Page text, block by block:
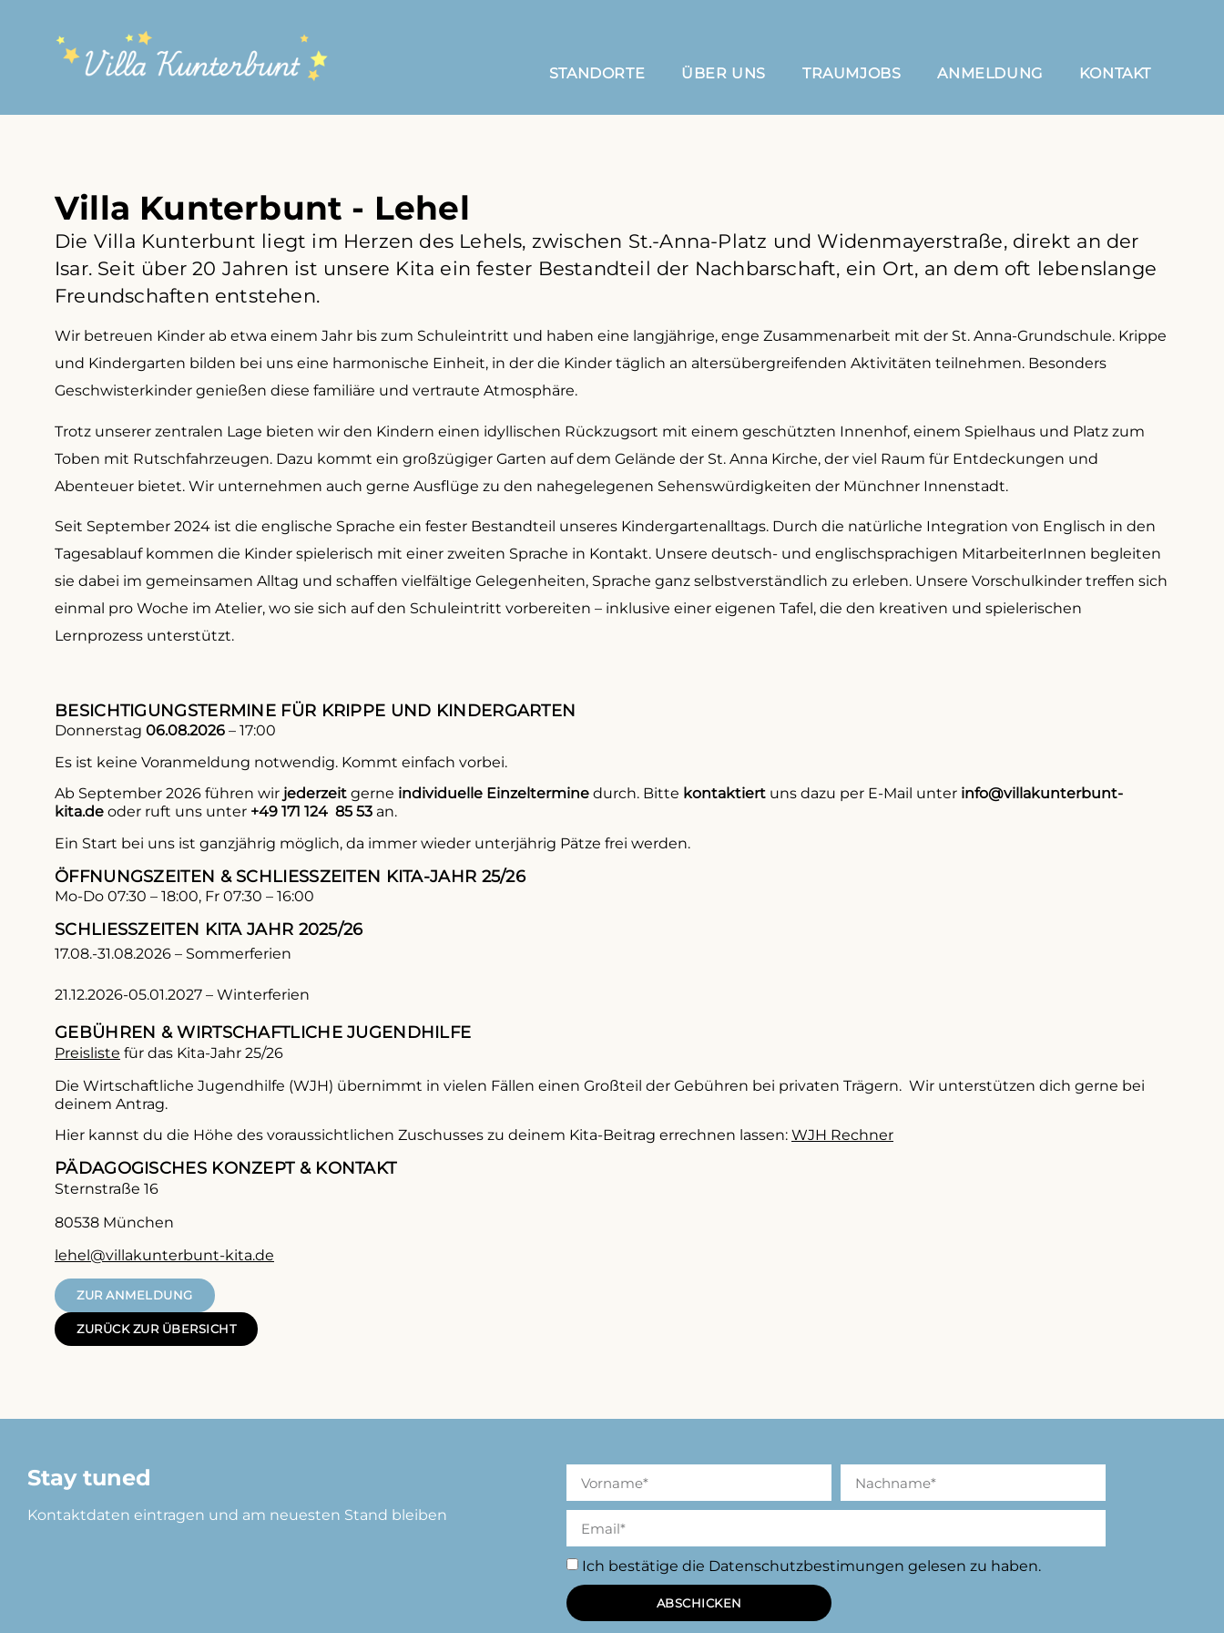
STANDORTE ÜBER UNS TRAUMJOBS ANMELDUNG KONTAKT
Villa Kunterbunt - Lehel
Die Villa Kunterbunt liegt im Herzen des Lehels, zwischen St.-Anna-Platz und Widenmayerstraße, direkt an der
Isar. Seit über 20 Jahren ist unsere Kita ein fester Bestandteil der Nachbarschaft, ein Ort, an dem oft lebenslange
Freundschaften entstehen.
Wir betreuen Kinder ab etwa einem Jahr bis zum Schuleintritt und haben eine langjährige, enge Zusammenarbeit mit der St. Anna-Grundschule. Krippe
und Kindergarten bilden bei uns eine harmonische Einheit, in der die Kinder täglich an altersübergreifenden Aktivitäten teilnehmen. Besonders
Geschwisterkinder genießen diese familiäre und vertraute Atmosphäre.
Trotz unserer zentralen Lage bieten wir den Kindern einen idyllischen Rückzugsort mit einem geschützten Innenhof, einem Spielhaus und Platz zum
Toben mit Rutschfahrzeugen. Dazu kommt ein großzügiger Garten auf dem Gelände der St. Anna Kirche, der viel Raum für Entdeckungen und
Abenteuer bietet. Wir unternehmen auch gerne Ausflüge zu den nahegelegenen Sehenswürdigkeiten der Münchner Innenstadt.
Seit September 2024 ist die englische Sprache ein fester Bestandteil unseres Kindergartenalltags. Durch die natürliche Integration von Englisch in den
Tagesablauf kommen die Kinder spielerisch mit einer zweiten Sprache in Kontakt. Unsere deutsch- und englischsprachigen MitarbeiterInnen begleiten
sie dabei im gemeinsamen Alltag und schaffen vielfältige Gelegenheiten, Sprache ganz selbstverständlich zu erleben. Unsere Vorschulkinder treffen sich
einmal pro Woche im Atelier, wo sie sich auf den Schuleintritt vorbereiten – inklusive einer eigenen Tafel, die den kreativen und spielerischen
Lernprozess unterstützt.
BESICHTIGUNGSTERMINE FÜR KRIPPE UND KINDERGARTEN
Donnerstag 06.08.2026 – 17:00
Es ist keine Voranmeldung notwendig. Kommt einfach vorbei.
Ab September 2026 führen wir jederzeit gerne individuelle Einzeltermine durch. Bitte kontaktiert uns dazu per E-Mail unter info@villakunterbunt-
kita.de oder ruft uns unter +49 171 124 85 53 an.
Ein Start bei uns ist ganzjährig möglich, da immer wieder unterjährig Pätze frei werden.
ÖFFNUNGSZEITEN & SCHLIESSZEITEN KITA-JAHR 25/26
Mo-Do 07:30 – 18:00, Fr 07:30 – 16:00
SCHLIESSZEITEN KITA JAHR 2025/26
17.08.-31.08.2026 – Sommerferien
21.12.2026-05.01.2027 – Winterferien
GEBÜHREN & WIRTSCHAFTLICHE JUGENDHILFE
Preisliste für das Kita-Jahr 25/26
Die Wirtschaftliche Jugendhilfe (WJH) übernimmt in vielen Fällen einen Großteil der Gebühren bei privaten Trägern. Wir unterstützen dich gerne bei
deinem Antrag.
Hier kannst du die Höhe des voraussichtlichen Zuschusses zu deinem Kita-Beitrag errechnen lassen: WJH Rechner
PÄDAGOGISCHES KONZEPT & KONTAKT
Sternstraße 16
80538 München
lehel@villakunterbunt-kita.de
ZUR ANMELDUNG
ZURÜCK ZUR ÜBERSICHT
Stay tuned
Kontaktdaten eintragen und am neuesten Stand bleiben
Ich bestätige die Datenschutzbestimungen gelesen zu haben.
ABSCHICKEN